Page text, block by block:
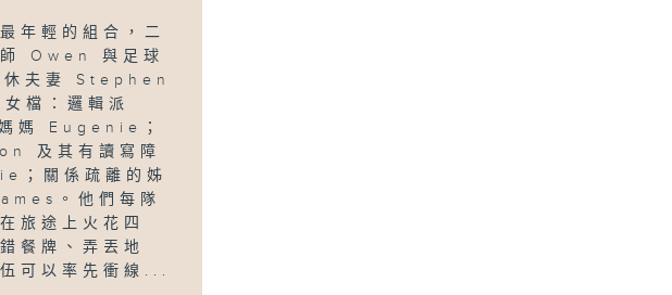
年輕的組合，二
Owen 與足球
夫妻 Stephen
檔：邏輯派
媽 Eugenie；
及其有讀寫障
；關係疏離的姊
。他們每隊
旅途上火花四
餐牌、弄丟地
可以率先衝線...